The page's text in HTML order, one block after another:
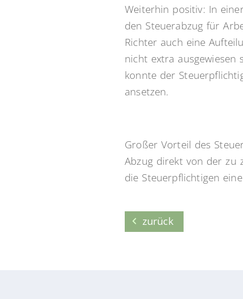
Weiterhin positiv: In
den Steuerabzug für
Richter auch eine
nicht extra
konnte der
ansetzen.
Großer Vorteil des
Abzug direkt von der zu
die Steuerpflichtigen
zurück